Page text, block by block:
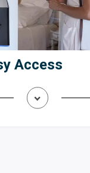
Access